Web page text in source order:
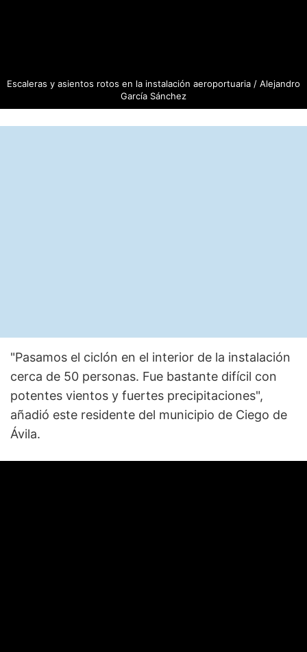
Escaleras y asientos rotos en la instalación aeroportuaria / Alejandro
García Sánchez
"Pasamos el ciclón en el interior de la instalación
cerca de 50 personas. Fue bastante difícil con
potentes vientos y fuertes precipitaciones",
añadió este residente del municipio de Ciego de
Ávila.